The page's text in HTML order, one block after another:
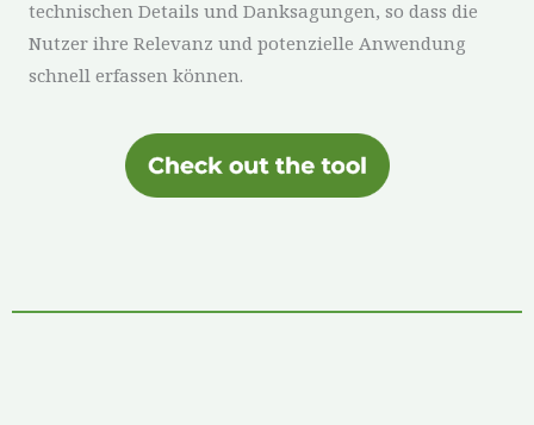
technischen Details und Danksagungen, so dass die
Nutzer ihre Relevanz und potenzielle Anwendung
schnell erfassen können.